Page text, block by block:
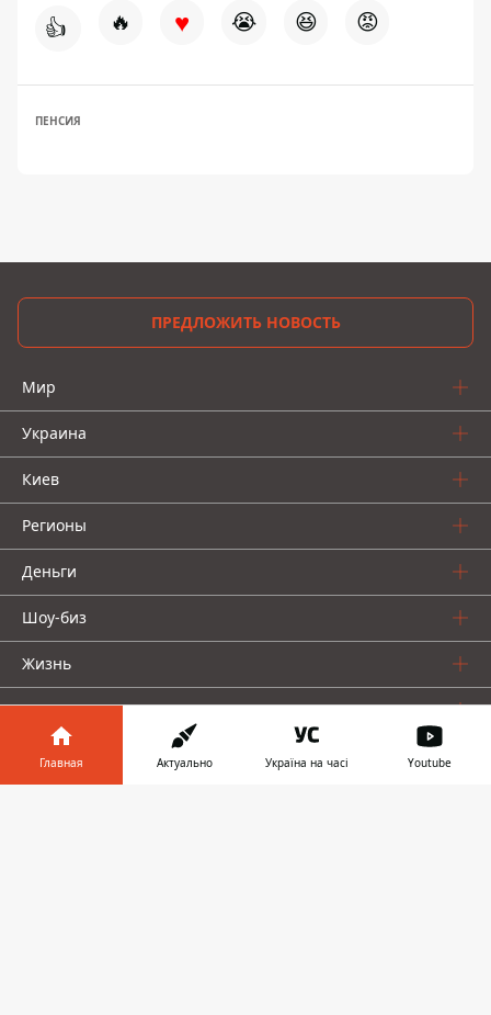
👍 🔥 ♥ 😭 😆 😡
ПЕНСИЯ
ПРЕДЛОЖИТЬ НОВОСТЬ
Мир
Украина
Киев
Регионы
Деньги
Шоу-биз
Жизнь
О нас
Главная Актуально Україна на часі Youtube